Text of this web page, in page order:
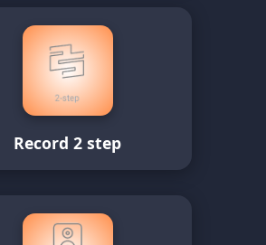
Record 2 step